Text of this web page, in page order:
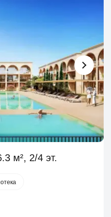
м², 2/4 эт.